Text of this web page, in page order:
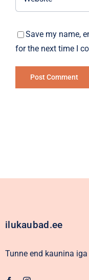
Save my name,
for the next time I
ilukaubad.ee
Tunne end kaunina iga